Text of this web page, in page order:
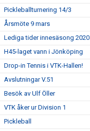
Pickleballturnering 14/3
Årsmöte 9 mars
Lediga tider innesäsong 2020
H45-laget vann i Jönköping
Drop-in Tennis i VTK-Hallen!
Avslutningar V.51
Besök av Ulf Öller
VTK åker ur Division 1
Pickleball